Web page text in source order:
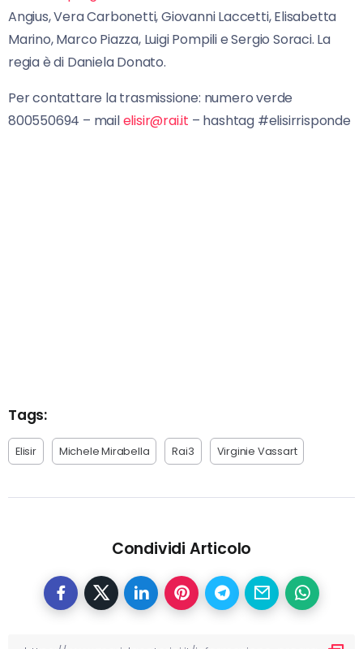
Angius, Vera Carbonetti, Giovanni Laccetti, Elisabetta
Marino, Marco Piazza, Luigi Pompili e Sergio Soraci. La
regia è di Daniela Donato.
Per contattare la trasmissione: numero verde
800550694 – mailelisir@rai.it – hashtag #elisirrisponde
Tags:
Elisir Michele Mirabella Rai3 Virginie Vassart
Condividi Articolo